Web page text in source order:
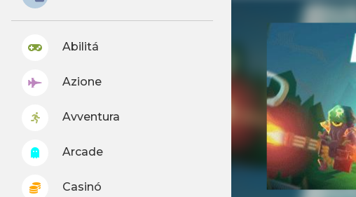
Abilitá
Azione
Avventura
Arcade
Casinó